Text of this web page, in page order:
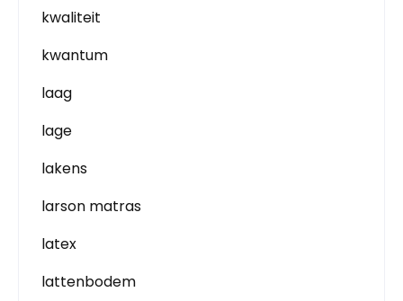
kwaliteit
kwantum
laag
lage
lakens
larson matras
latex
lattenbodem